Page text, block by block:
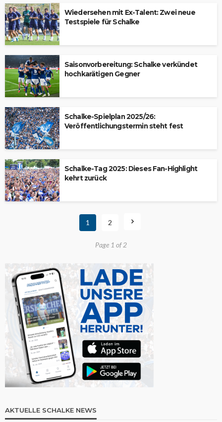
Wiedersehen mit Ex-Talent: Zwei neue
Testspiele für Schalke
Saisonvorbereitung: Schalke verkündet
hochkarätigen Gegner
Schalke-Spielplan 2025/26:
Veröffentlichungstermin steht fest
Schalke-Tag 2025: Dieses Fan-Highlight
kehrt zurück
1 2
Page 1 of 2
AKTUELLE SCHALKE NEWS